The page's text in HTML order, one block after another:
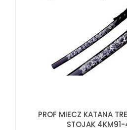
PROF MIECZ KATANA
STOJAK